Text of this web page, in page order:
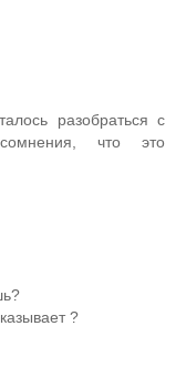
разобраться с
что это
?